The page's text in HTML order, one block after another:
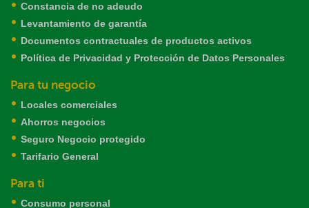
Constancia de no adeudo
Levantamiento de garantía
Documentos contractuales de productos activos
Política de Privacidad y Protección de Datos Personales
Para tu negocio
Locales comerciales
Ahorros negocios
Seguro Negocio protegido
Tarifario General
Para ti
Consumo personal